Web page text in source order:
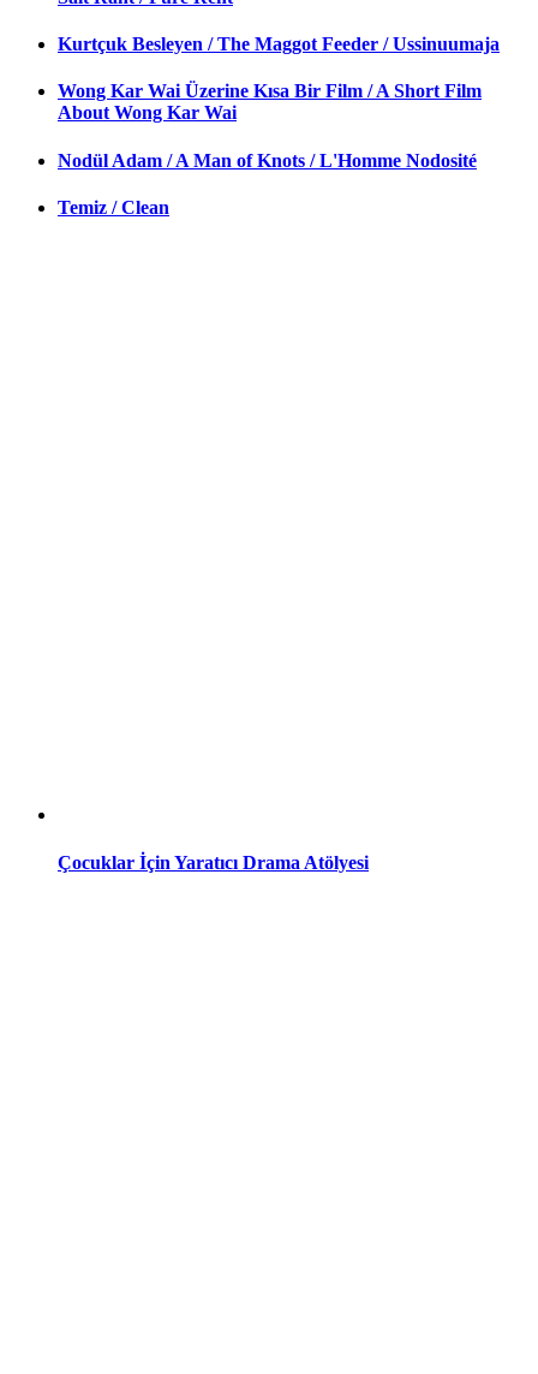
Kurtçuk Besleyen / The Maggot Feeder / Ussinuumaja
Wong Kar Wai Üzerine Kısa Bir Film / A Short Film
About Wong Kar Wai
Nodül Adam / A Man of Knots / L'Homme Nodosité
Temiz / Clean
Çocuklar İçin Yaratıcı Drama Atölyesi